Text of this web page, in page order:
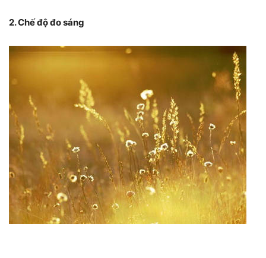
2. Chế độ đo sáng